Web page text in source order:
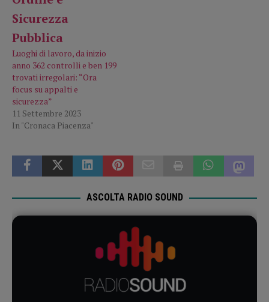
Luoghi di lavoro, da inizio
anno 362 controlli e ben 199
trovati irregolari: “Ora
focus su appalti e
sicurezza”
11 Settembre 2023
In "Cronaca Piacenza"
ASCOLTA RADIO SOUND